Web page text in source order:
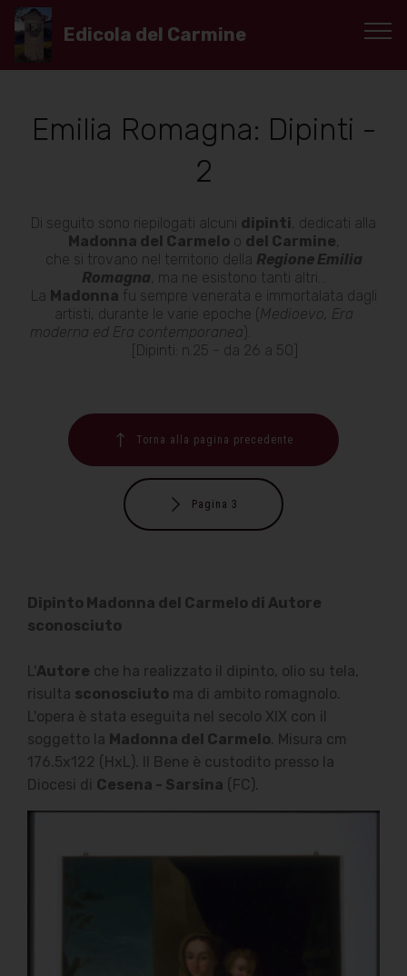
Edicola del Carmine
Emilia Romagna: Dipinti -
2
Di seguito sono riepilogati alcuni dipinti, dedicati alla
Madonna del Carmelo o del Carmine,
che si trovano nel territorio della Regione Emilia
Romagna, ma ne esistono tanti altri...
La Madonna fu sempre venerata e immortalata dagli
artisti, durante le varie epoche (Medioevo, Era
moderna ed Era contemporanea).
[Dipinti: n.25 - da 26 a 50]
Torna alla pagina precedente
Pagina 3
Dipinto Madonna del Carmelo di Autore
sconosciuto
L'Autore che ha realizzato il dipinto, olio su tela,
risulta sconosciuto ma di ambito romagnolo.
L'opera è stata eseguita nel secolo XIX con il
soggetto la Madonna del Carmelo. Misura cm
176.5x122 (HxL). Il Bene è custodito presso la
Diocesi di Cesena - Sarsina (FC).